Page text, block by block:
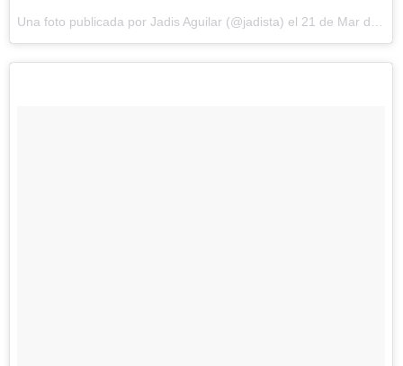
Una foto publicada por Jadis Aguilar (@jadista) el 21 de Mar de 2016 a la(s) 4:05 PDT